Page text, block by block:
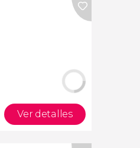
Ver detalles